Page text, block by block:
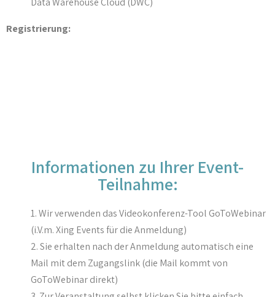
Registrierung:
Informationen zu Ihrer Event-
Teilnahme:
Wir verwenden das Videokonferenz-Tool GoToWebinar
(i.V.m. Xing Events für die Anmeldung)
Sie erhalten nach der Anmeldung automatisch eine
Mail mit dem Zugangslink (die Mail kommt von
GoToWebinar direkt)